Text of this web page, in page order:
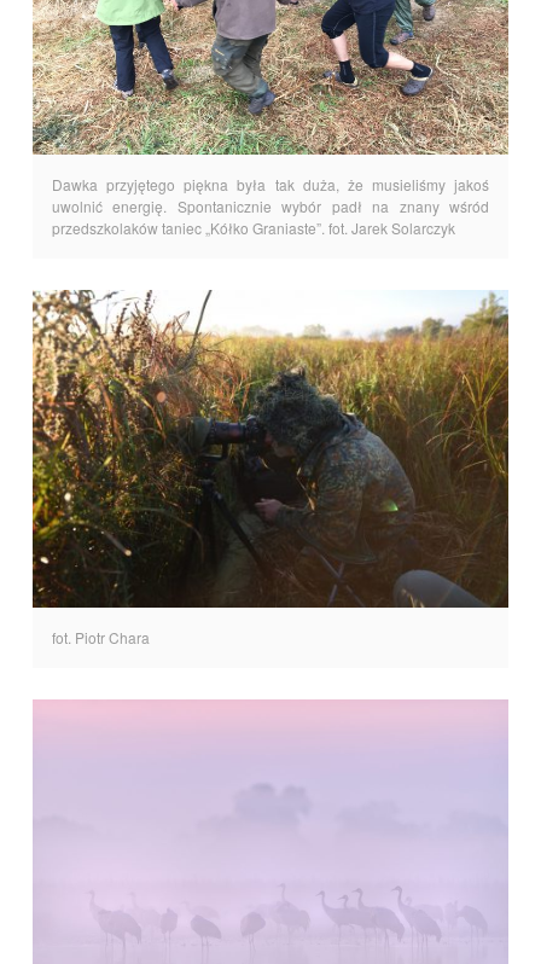
Dawka przyjętego piękna była tak duża, że musieliśmy jakoś
uwolnić energię. Spontanicznie wybór padł na znany wśród
przedszkolaków taniec „Kółko Graniaste”. fot. Jarek Solarczyk
fot. Piotr Chara